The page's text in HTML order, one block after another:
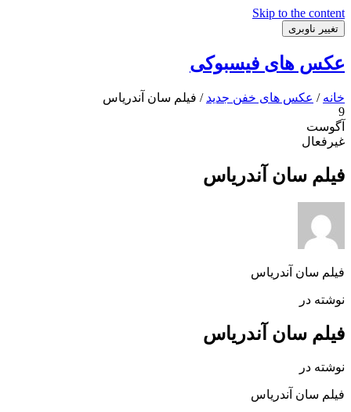
Skip to the content
تغییر ناوبری
عکس های فیسبوکی
خانه / عکس های خفن جدید / فیلم سان آندریاس
9
آگوست
غیرفعال
فیلم سان آندریاس
فیلم سان آندریاس
نوشته در
فیلم سان آندریاس
نوشته در
فیلم سان آندریاس